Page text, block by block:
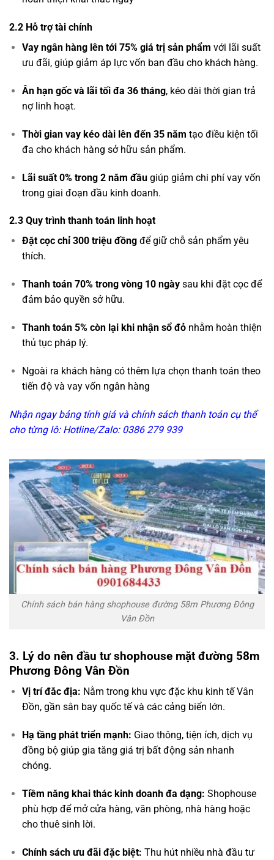
2.2 Hỗ trợ tài chính
Vay ngân hàng lên tới 75% giá trị sản phẩm với lãi suất
ưu đãi, giúp giảm áp lực vốn ban đầu cho khách hàng.
Ân hạn gốc và lãi tối đa 36 tháng, kéo dài thời gian trả
nợ linh hoạt.
Thời gian vay kéo dài lên đến 35 năm tạo điều kiện tối
đa cho khách hàng sở hữu sản phẩm.
Lãi suất 0% trong 2 năm đầugiúp giảm chi phí vay vốn
trong giai đoạn đầu kinh doanh.
2.3 Quy trình thanh toán linh hoạt
Đặt cọc chỉ 300 triệu đồngđể giữ chỗ sản phẩm yêu
thích.
Thanh toán 70% trong vòng 10 ngàysau khi đặt cọc để
đảm bảo quyền sở hữu.
Thanh toán 5% còn lại khi nhận sổ đỏnhằm hoàn thiện
thủ tục pháp lý.
Ngoài ra khách hàng có thêm lựa chọn thanh toán theo
tiến độ và vay vốn ngân hàng
Nhận ngay bảng tính giá và chính sách thanh toán cụ thể
cho từng lô: Hotline/Zalo: 0386 279 939
Chính sách bán hàng shophouse đường 58m Phương Đông
Vân Đồn
3. Lý do nên đầu tư shophouse mặt đường 58m
Phương Đông Vân Đồn
Vị trí đắc địa: Nằm trong khu vực đặc khu kinh tế Vân
Đồn, gần sân bay quốc tế và các cảng biển lớn.
Hạ tầng phát triển mạnh: Giao thông, tiện ích, dịch vụ
đồng bộ giúp gia tăng giá trị bất động sản nhanh
chóng.
Tiềm năng khai thác kinh doanh đa dạng: Shophouse
phù hợp để mở cửa hàng, văn phòng, nhà hàng hoặc
cho thuê sinh lời.
Chính sách ưu đãi đặc biệt: Thu hút nhiều nhà đầu tư